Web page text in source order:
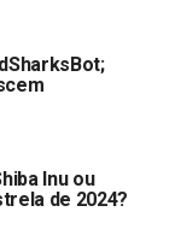
Inu ou
de 2024?